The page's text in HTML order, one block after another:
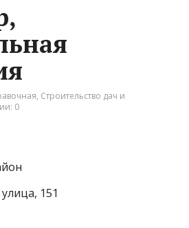
, Строительство дач и
0
151